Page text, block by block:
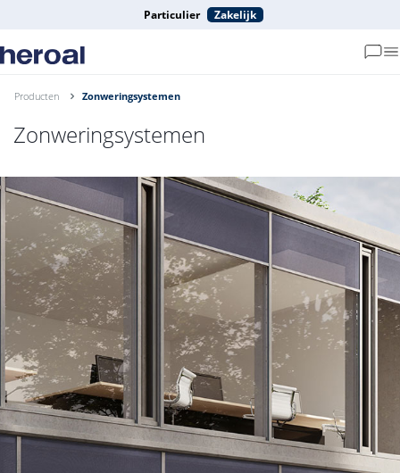
Particulier Zakelijk
Producten Zonweringsystemen
Zonweringsystemen